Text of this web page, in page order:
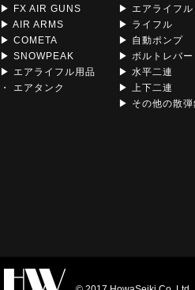
▶ FX AIR GUNS
▶ AIR ARMS
▶ COMETA
▶ SNOWPEAK
▶ エアライフル用品
・ エアタンク
▶ エアライフル
▶ ライフル
▶ 自動ポンプ
▶ ボルトレバー
▶ 水平二連
▶ 上下二連
▶ その他の散弾